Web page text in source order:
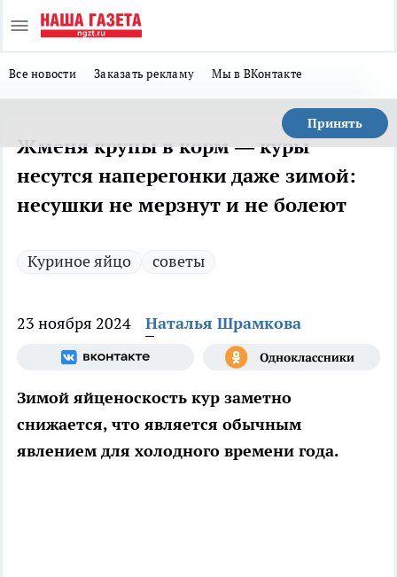
Все новости Заказать рекламу Мы в ВКонтакте
Принять
Жменя крупы в корм — куры
несутся наперегонки даже зимой:
несушки не мерзнут и не болеют
Куриное яйцо советы
23 ноября 2024 Наталья Шрамкова
Зимой яйценоскость кур заметно
снижается, что является обычным
явлением для холодного времени года.